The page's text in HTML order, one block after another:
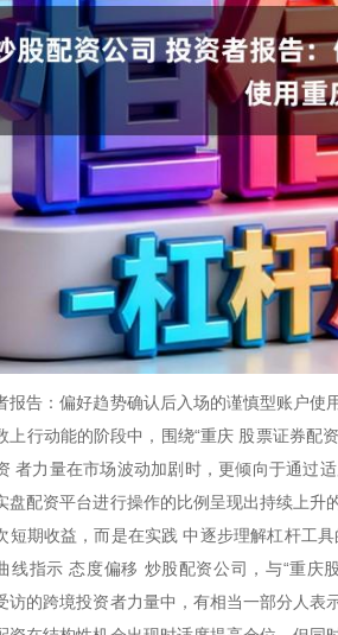
报告：偏好趋势确认后入场的谨慎型账户
上行动能的阶段中，围绕“重庆 股票证券配
者力量在市场波动加剧时，更倾向于通过
盘配资平台进行操作的比例呈现出持续上
短期收益，而是在实践 中逐步理解杠杆工
线指示 态度偏移 炒股配资公司，与“重庆
访的跨境投资者力量中，有相当一部分人